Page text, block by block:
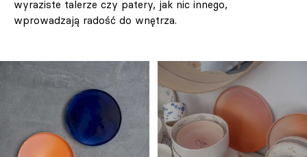
wyraziste talerze czy patery, jak nic innego,
wprowadzają radość do wnętrza.